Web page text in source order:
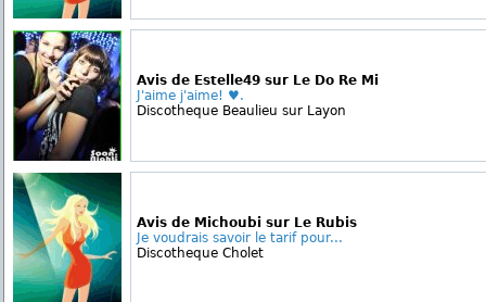
Avis de Estelle49 sur Le Do Re Mi
J'aime j'aime! ♥.
Discotheque Beaulieu sur Layon
Avis de Michoubi sur Le Rubis
Je voudrais savoir le tarif pour...
Discotheque Cholet